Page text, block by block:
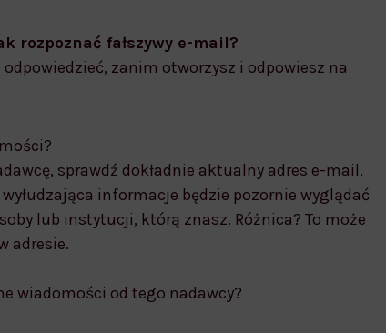
rozpoznać fałszywy e-mail?
zanim otworzysz i odpowiesz na
sprawdź dokładnie aktualny adres e-mail.
informacje będzie pozornie wyglądać
lub instytucji, którą znasz. Różnica? To może
adresie.
wiadomości od tego nadawcy?